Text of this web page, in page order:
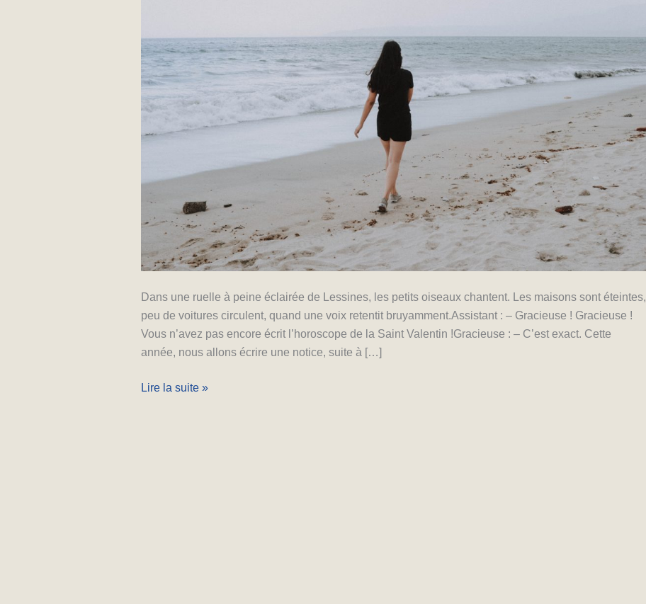
Dans une ruelle à peine éclairée de Lessines, les petits oiseaux chantent. Les maisons sont éteintes,
peu de voitures circulent, quand une voix retentit bruyamment.Assistant : – Gracieuse ! Gracieuse !
Vous n’avez pas encore écrit l’horoscope de la Saint Valentin !Gracieuse : – C’est exact. Cette
année, nous allons écrire une notice, suite à […]
Lire la suite »